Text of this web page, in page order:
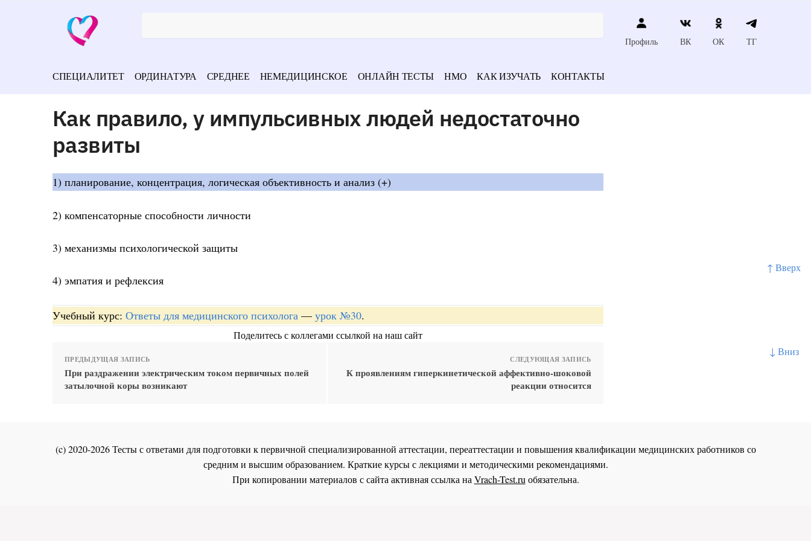
↑ Вверх
↓ Вниз
Профиль ВК ОК ТГ
СПЕЦИАЛИТЕТ ОРДИНАТУРА СРЕДНЕЕ НЕМЕДИЦИНСКОЕ ОНЛАЙН ТЕСТЫ НМО КАК ИЗУЧАТЬ КОНТАКТЫ
Как правило, у импульсивных людей недостаточно
развиты
1) планирование, концентрация, логическая объективность и анализ (+)
2) компенсаторные способности личности
3) механизмы психологической защиты
4) эмпатия и рефлексия
Учебный курс: Ответы для медицинского психолога — урок №30.
Поделитесь с коллегами ссылкой на наш сайт
ПРЕДЫДУЩАЯ ЗАПИСЬ
При раздражении электрическим током первичных полей
затылочной коры возникают
СЛЕДУЮЩАЯ ЗАПИСЬ
К проявлениям гиперкинетической аффективно-шоковой
реакции относится
(c) 2020-2026 Тесты с ответами для подготовки к первичной специализированной аттестации, переаттестации и повышения квалификации медицинских работников со
средним и высшим образованием. Краткие курсы с лекциями и методическими рекомендациями.
При копировании материалов с сайта активная ссылка на Vrach-Test.ru обязательна.